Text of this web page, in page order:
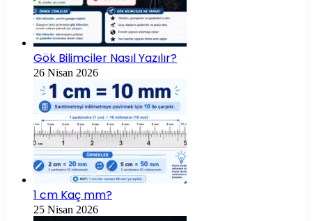
Gök Bilimciler Nasıl Yazılır?
26 Nisan 2026
1 cm Kaç mm?
25 Nisan 2026